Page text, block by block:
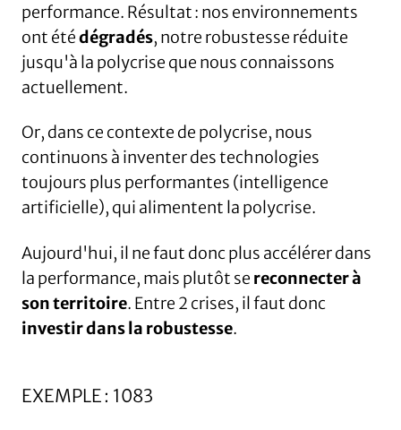
performance. Résultat : nos environnements
ont étédégradés, notre robustesse réduite
jusqu'à la polycrise que nous connaissons
actuellement.
Or, dans ce contexte de polycrise, nous
continuons à inventer des technologies
toujours plus performantes (intelligence
artificielle), qui alimentent la polycrise.
Aujourd'hui, il ne faut donc plus accélérer dans
la performance, mais plutôt se reconnecter à
son territoire. Entre 2 crises, il faut donc
investir dans la robustesse.
EXEMPLE : 1083